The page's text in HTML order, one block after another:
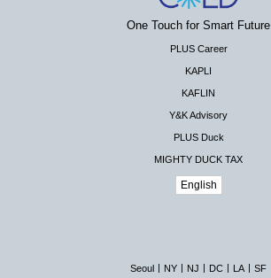
One Touch for Smart Future
PLUS Career
KAPLI
KAFLIN
Y&K Advisory
PLUS Duck
MIGHTY DUCK TAX
English
Seoul NY NJ DC LA SF